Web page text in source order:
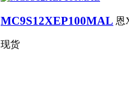
MC9S12XEP100MAL
现货
恩